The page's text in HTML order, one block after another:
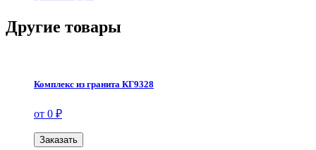
Другие товары
Комплекс из гранита КГ9328
от 0 ₽
Заказать